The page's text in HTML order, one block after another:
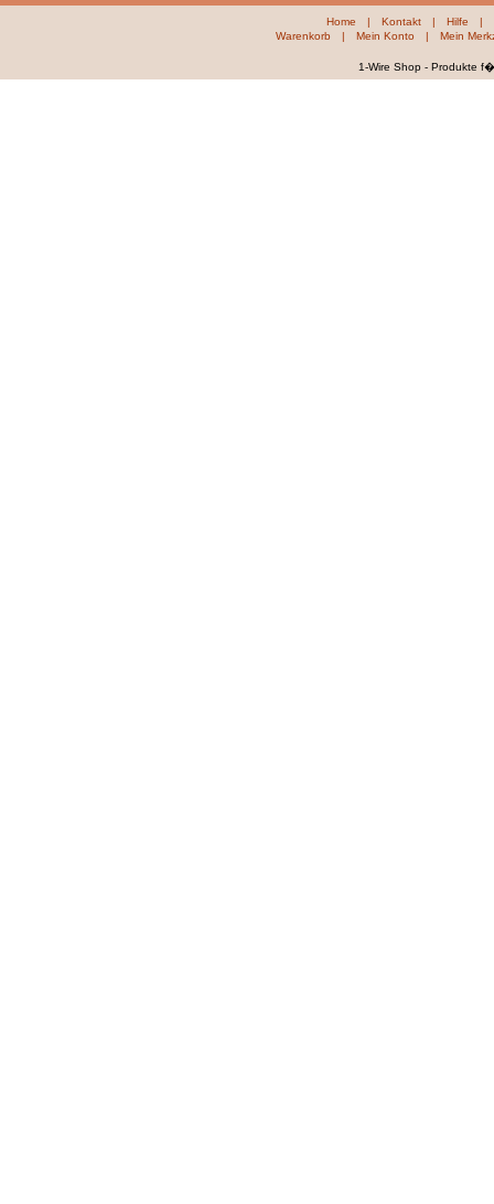
Home | Kontakt | Hilfe
|
Warenkorb
| Mein Konto | Mein
1-Wire Shop - Produkte